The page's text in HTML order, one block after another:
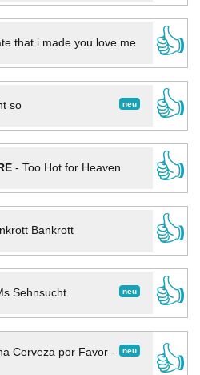
that i made you love me
👍
neu
so
👍
- Too Hot for Heaven
👍
Bankrott
👍
neu
Sehnsucht
👍
neu
Cerveza por Favor -
👍